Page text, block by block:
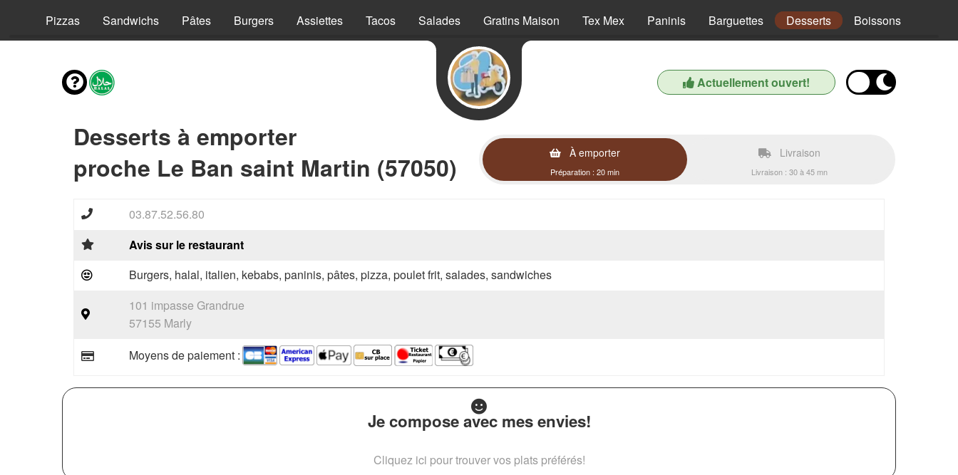
Pizzas Sandwichs Pâtes Burgers Assiettes Tacos Salades Gratins Maison Tex Mex Paninis Barguettes Desserts Boissons
Actuellement ouvert!
Desserts à emporter
proche Le Ban saint Martin (57050)
À emporter
Préparation : 20 min
Livraison
Livraison : 30 à 45 mn
03.87.52.56.80
Avis sur le restaurant
Burgers, halal, italien, kebabs, paninis, pâtes, pizza, poulet frit, salades, sandwiches
101 impasse Grandrue
57155 Marly
Moyens de paiement :
Je compose avec mes envies!
Cliquez ici pour trouver vos plats préférés!